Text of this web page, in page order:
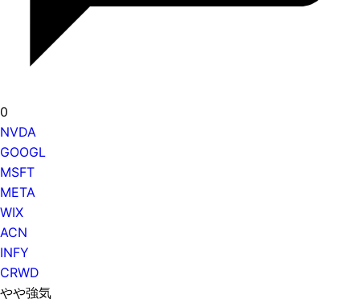
0
NVDA
GOOGL
MSFT
META
WIX
ACN
INFY
CRWD
やや強気